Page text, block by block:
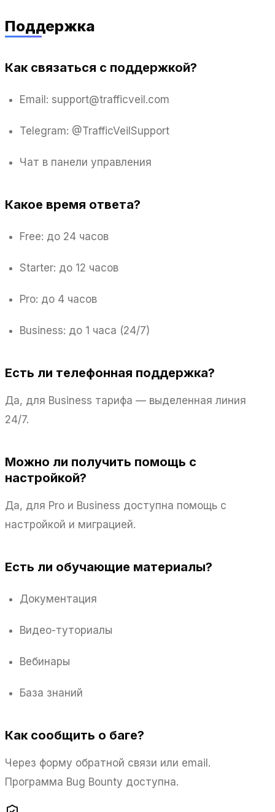
Поддержка
Как связаться с поддержкой?
Email: support@trafficveil.com
Telegram: @TrafficVeilSupport
Чат в панели управления
Какое время ответа?
Free: до 24 часов
Starter: до 12 часов
Pro: до 4 часов
Business: до 1 часа (24/7)
Есть ли телефонная поддержка?
Да, для Business тарифа — выделенная линия
24/7.
Можно ли получить помощь с
настройкой?
Да, для Pro и Business доступна помощь с
настройкой и миграцией.
Есть ли обучающие материалы?
Документация
Видео-туториалы
Вебинары
База знаний
Как сообщить о баге?
Через форму обратной связи или email.
Программа Bug Bounty доступна.